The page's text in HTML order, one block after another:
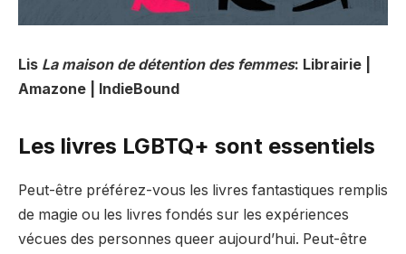
Lis La maison de détention des femmes: Librairie |
Amazone | IndieBound
Les livres LGBTQ+ sont essentiels
Peut-être préférez-vous les livres fantastiques remplis
de magie ou les livres fondés sur les expériences
vécues des personnes queer aujourd’hui. Peut-être